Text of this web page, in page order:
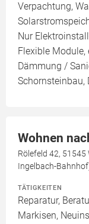
Verpachtung,
Nur
Flexible Module,
Dämmung /
Schornsteinbau,
Wohnen
Rölefeld 42,
Ingelbach-
TÄTIGKEITEN
Reparatur,
Markisen,